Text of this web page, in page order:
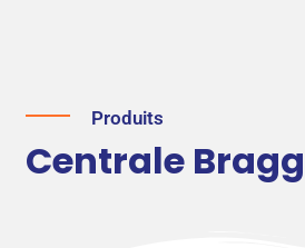
Produits
Centrale